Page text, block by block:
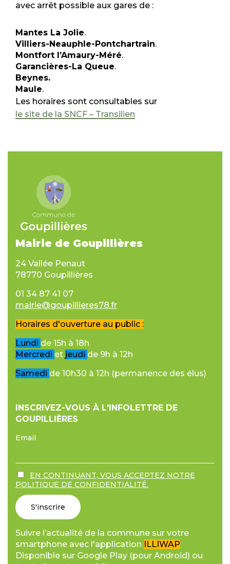
avec arrêt possible aux gares de :
Mantes La Jolie.
Villiers-Neauphle-Pontchartrain.
Montfort l’Amaury-Méré.
Garancières-La Queue.
Beynes.
Maule.
Les horaires sont consultables sur
le site de la SNCF – Transilien
Mairie de Goupillières
24 Vallée Penaut
78770 Goupillières
01 34 87 41 07
mairie@goupillieres78.fr
Horaires d'ouverture au public :
Lundi de 15h à 18h
Mercredi et jeudi de 9h à 12h
Samedi de 10h30 à 12h (permanence des élus)
INSCRIVEZ-VOUS À L'INFOLETTRE DE
GOUPILLIÈRES
Email
EN CONTINUANT, VOUS ACCEPTEZ NOTRE
POLITIQUE DE CONFIDENTIALITÉ.
Suivre l’actualité de la commune sur votre
smartphone avec l'application ILLIWAP
Disponible sur Google Play (pour Android) ou